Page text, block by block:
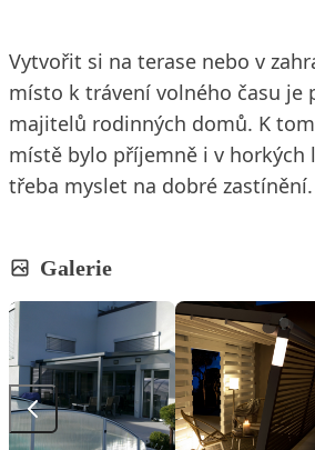
Vytvořit si na terase nebo v
místo k trávení volného času je
majitelů rodinných domů. K
místě bylo příjemně i v horkých
třeba myslet na dobré zastínění.
Galerie